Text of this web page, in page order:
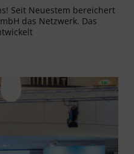
Seit Neuestem bereichert
das Netzwerk. Das